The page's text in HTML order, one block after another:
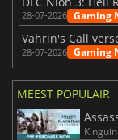
28-07-2026 Gaming
28-07-2026 Gaming
MEEST POPULAIR
Kinguin